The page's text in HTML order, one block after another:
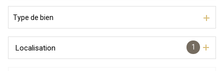
Du neuf
Type de bien
1
Localisation